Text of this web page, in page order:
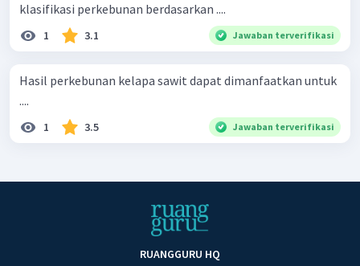
klasifikasi perkebunan berdasarkan ....
1 3.1 Jawaban terverifikasi
Hasil perkebunan kelapa sawit dapat dimanfaatkan untuk
....
1 3.5 Jawaban terverifikasi
RUANGGURU HQ